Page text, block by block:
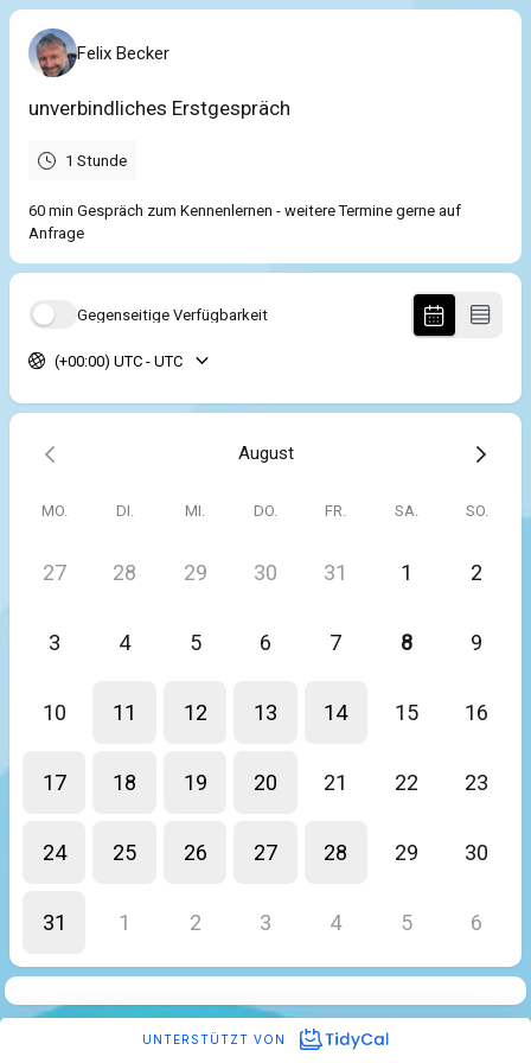
Felix Becker
unverbindliches Erstgespräch
1 Stunde
60 min Gespräch zum Kennenlernen - weitere Termine gerne auf
Anfrage
Gegenseitige Verfügbarkeit
(+00:00) UTC - UTC
August
MO. DI. MI. DO. FR. SA. SO.
27 28 29 30 31 1 2
3 4 5 6 7 8 9
10 11 12 13 14 15 16
17 18 19 20 21 22 23
24 25 26 27 28 29 30
31 1 2 3 4 5 6
UNTERSTÜTZT VON